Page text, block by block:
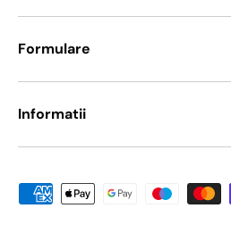
Formulare
Informatii
Metode de platā acceptate